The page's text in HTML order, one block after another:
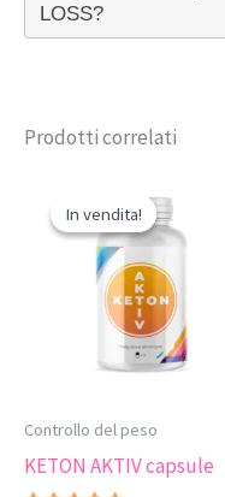
LOSS?
Prodotti correlati
In vendita!
In vendita!
Controllo del peso
KETON AKTIV capsule